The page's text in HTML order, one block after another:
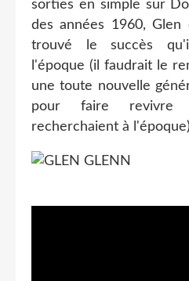
sorties en simple sur
des années 1960,
trouvé le succès
l'époque (il faudrait le
une toute nouvelle
pour faire revivre
recherchaient à